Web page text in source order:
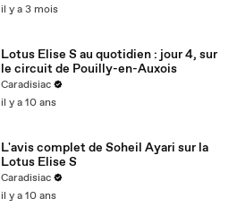
il y a 3 mois
Lotus Elise S au quotidien : jour 4, sur
le circuit de Pouilly-en-Auxois
Caradisiac
il y a 10 ans
L'avis complet de Soheil Ayari sur la
Lotus Elise S
Caradisiac
il y a 10 ans